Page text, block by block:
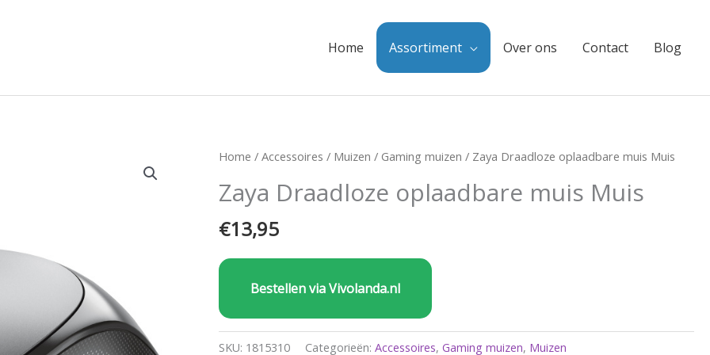
Home Assortiment Over ons Contact Blog
Home /Accessoires / Muizen / Gaming muizen / Zaya Draadloze oplaadbare muis Muis
Zaya Draadloze oplaadbare muis Muis
€13,95
Bestellen via Vivolanda.nl
SKU: 1815310 Categorieën:Accessoires,Gaming muizen, Muizen